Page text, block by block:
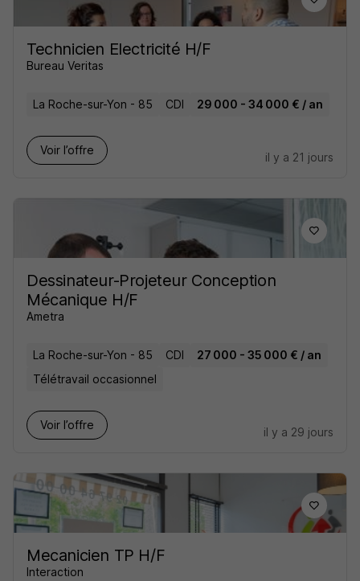
Technicien Electricité H/F
Bureau Veritas
La Roche-sur-Yon - 85 CDI 29 000 - 34 000 € / an
Voir l’offre
il y a 21 jours
Dessinateur-Projeteur Conception
Mécanique H/F
Ametra
La Roche-sur-Yon - 85 CDI
27 000 - 35 000 € / an
Télétravail occasionnel
Voir l’offre
il y a 29 jours
Mecanicien TP H/F
Interaction